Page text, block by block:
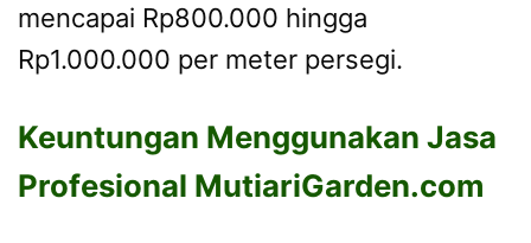
mencapai Rp800.000 hingga
Rp1.000.000 per meter persegi.
Keuntungan Menggunakan Jasa
Profesional MutiariGarden.com